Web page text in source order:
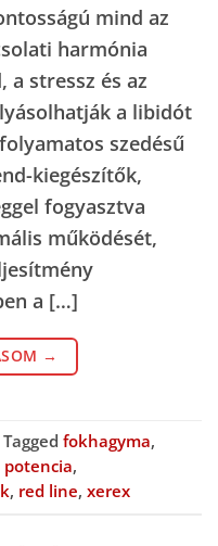
mind az
harmónia
a stressz és az
a libidót
szedésű
kiegészítők,
fogyasztva
működését,
a […]
→
Tagged fokhagyma,
potencia,
, red line, xerex